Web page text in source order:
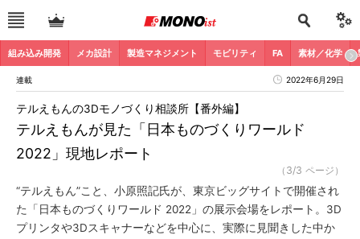
組み込み開発 メカ設計 製造マネジメント モビリティ FA 素材／化学
連載 2022年6月29日
テルえもんが見た「日本ものづくりワールド
2022」現地レポート
テルえもんの3Dモノづくり相談所【番外編】
（3/3 ページ）
“テルえもん”こと、小原照記氏が、東京ビッグサイトで開催され
た「日本ものづくりワールド 2022」の展示会場をレポート。3D
プリンタや3Dスキャナーなどを中心に、実際に見聞きした中か